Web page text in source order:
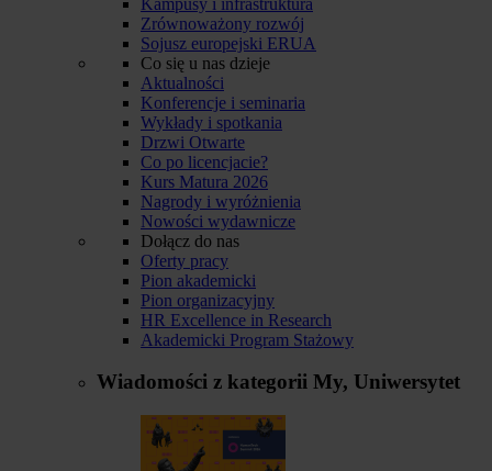
Zrównoważony rozwój
Sojusz europejski ERUA
Co się u nas dzieje
Aktualności
Konferencje i seminaria
Wykłady i spotkania
Drzwi Otwarte
Co po licencjacie?
Kurs Matura 2026
Nagrody i wyróżnienia
Nowości wydawnicze
Dołącz do nas
Oferty pracy
Pion akademicki
Pion organizacyjny
HR Excellence in Research
Akademicki Program Stażowy
Wiadomości z kategorii My, Uniwersytet